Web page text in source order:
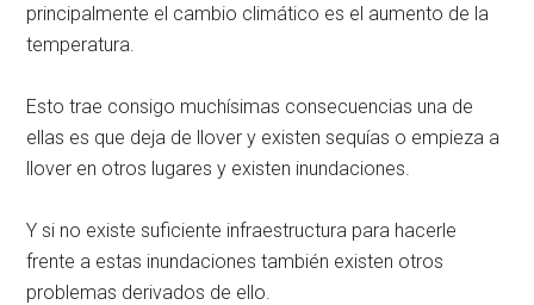
principalmente el cambio climático es el aumento de la
temperatura.
Esto trae consigo muchísimas consecuencias una de
ellas es que deja de llover y existen sequías o empieza a
llover en otros lugares y existen inundaciones.
Y si no existe suficiente infraestructura para hacerle
frente a estas inundaciones también existen otros
problemas derivados de ello.